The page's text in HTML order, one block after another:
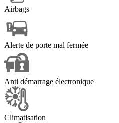
Airbags
Alerte de porte mal fermée
Anti démarrage électronique
Climatisation